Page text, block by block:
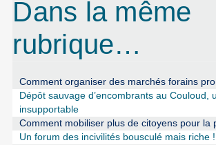
Dans la même
rubrique…
Comment organiser des marchés forains
Dépôt sauvage d’encombrants au Couloud,
insupportable
Comment mobiliser plus de citoyens pour la
Un forum des incivilités bousculé mais riche !